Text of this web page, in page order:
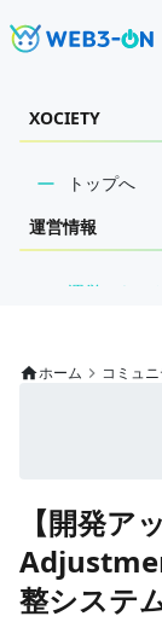
XOCIETY
トップへ
運営情報
運営からの
公式コミュニテ
攻略・質問
パーティ・
ホーム コミュニ
【開発
整システ